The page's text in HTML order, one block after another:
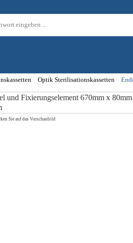
Optik Sterilisationskassetten
Sie auf das Vorschaubild